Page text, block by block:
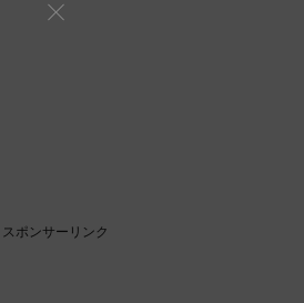
スポンサーリンク